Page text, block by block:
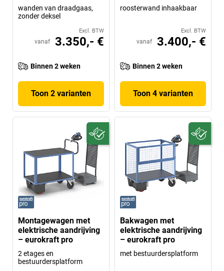
wanden van draadgaas,
zonder deksel
Excl. BTW
vanaf 3.350,- €
Binnen 2 weken
Toon 2 varianten
roosterwand inhaakbaar
Excl. BTW
vanaf 3.400,- €
Binnen 2 weken
Toon 4 varianten
Montagewagen met
elektrische aandrijving
– eurokraft pro
2 etages en
bestuurdersplatform
Bakwagen met
elektrische aandrijving
– eurokraft pro
met bestuurdersplatform